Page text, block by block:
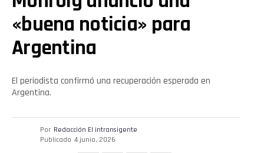
«buena noticia» para
Argentina
El periodista confirmó una recuperación esperada en
Argentina.
Por Redacción El intransigente
Publicado 4 junio, 2026
Flipboard
Reddit